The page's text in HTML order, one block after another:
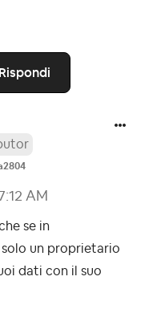
Rispondi
AM
se in
un proprietario
dati con il suo